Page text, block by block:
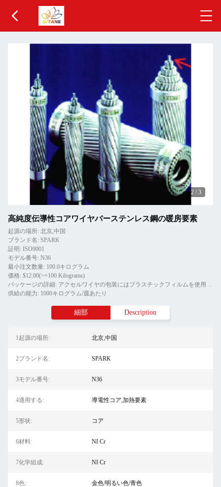
2 / 3
高純度伝導性コアワイヤバーステンレス鋼の暖房要素
起源の場所: 北京,中国
ブランド名: SPARK
証明: ISO9001
モデル番号: N36
最小注文数量: 100.0キログラム
価格: $12.00(>=100 Kilograms)
パッケージの詳細: アクセルワイヤの包装にはプラスチックフィルムを使用し シャフトワイヤの外包装には木製のパレットを使用します ローリングは閉ざされた木製のケースに包装されています
供給の能力: 1000キログラム/週あたり
細部 Description
1起源の場所: 北京,中国
2ブランド名: SPARK
3モデル番号: N36
4適用する: 導電性コア,加熱要素
5形状: コア
6材料: NI Cr
7化学組成: NI Cr
8色: 金色/明るい色/青色